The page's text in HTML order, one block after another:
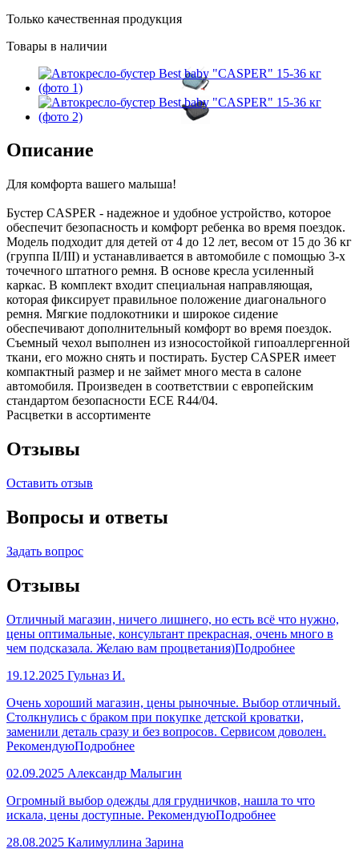
Только качественная продукция
Товары в наличии
Описание
Для комфорта вашего малыша!
Бустер CASPER - надежное и удобное устройство, которое
обеспечит безопасность и комфорт ребенка во время поездок.
Модель подходит для детей от 4 до 12 лет, весом от 15 до 36 кг
(группа II/III) и устанавливается в автомобиле с помощью 3-х
точечного штатного ремня. В основе кресла усиленный
каркас. В комплект входит специальная направляющая,
которая фиксирует правильное положение диагонального
ремня. Мягкие подлокотники и широкое сидение
обеспечивают дополнительный комфорт во время поездок.
Съемный чехол выполнен из износостойкой гипоаллергенной
ткани, его можно снять и постирать. Бустер CASPER имеет
компактный размер и не займет много места в салоне
автомобиля. Произведен в соответствии с европейским
стандартом безопасности ECE R44/04.
Расцветки в ассортименте
Отзывы
Оставить отзыв
Вопросы и ответы
Задать вопрос
Отзывы
Отличный магазин, ничего лишнего, но есть всё что нужно,
цены оптимальные, консультант прекрасная, очень много в
чем подсказала. Желаю вам процветания)Подробнее
19.12.2025 Гульназ И.
Очень хороший магазин, цены рыночные. Выбор отличный.
Столкнулись с браком при покупке детской кроватки,
заменили деталь сразу и без вопросов. Сервисом доволен.
РекомендуюПодробнее
02.09.2025 Александр Малыгин
Огромный выбор одежды для грудничков, нашла то что
искала, цены доступные. РекомендуюПодробнее
28.08.2025 Калимуллина Зарина